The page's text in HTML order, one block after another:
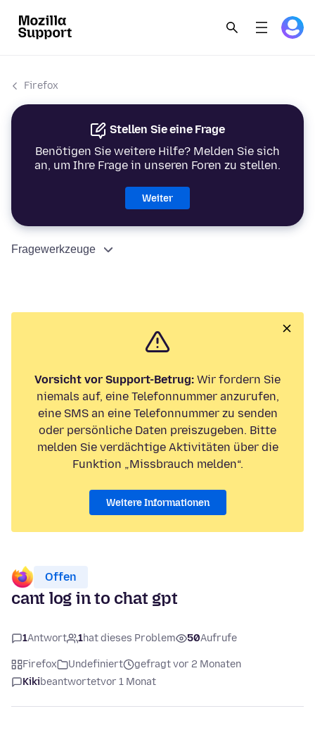
Firefox
Stellen Sie eine Frage
Benötigen Sie weitere Hilfe? Melden Sie sich
an, um Ihre Frage in unseren Foren zu stellen.
Weiter
Fragewerkzeuge
Vorsicht vor Support-Betrug: Wir fordern Sie
niemals auf, eine Telefonnummer anzurufen,
eine SMS an eine Telefonnummer zu senden
oder persönliche Daten preiszugeben. Bitte
melden Sie verdächtige Aktivitäten über die
Funktion „Missbrauch melden“.
Weitere Informationen
Offen
cant log in to chat gpt
1Antwort 1hat dieses Problem 50Aufrufe
Firefox Undefiniert
gefragt vor 2 Monaten
Kikibeantwortetvor 1 Monat